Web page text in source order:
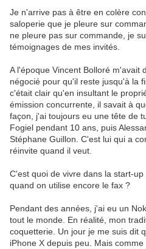
Je n'arrive pas à être en colère
saloperie que je pleure sur
ne pleure pas sur commande, je
témoignages de mes invités.
A l'époque Vincent Bolloré m'avait
négocié pour qu'il reste jusqu'à la
c'était clair qu'en insultant le
émission concurrente, il savait à
façon, j'ai toujours eu une tête de
Fogiel pendant 10 ans, puis
Stéphane Guillon. C'est lui qui a
réinvite quand il veut.
C'est quoi de vivre dans la start-
quand on utilise encore le fax ?
Pendant des années, j'ai eu un
tout le monde. En réalité, mon
coquetterie. Un jour je me suis dit
iPhone X depuis peu. Mais